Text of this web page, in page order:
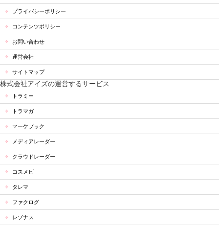
プライバシーポリシー
コンテンツポリシー
お問い合わせ
運営会社
サイトマップ
株式会社アイズの運営するサービス
トラミー
トラマガ
マーケブック
メディアレーダー
クラウドレーダー
コスメビ
タレマ
ファクログ
レゾナス